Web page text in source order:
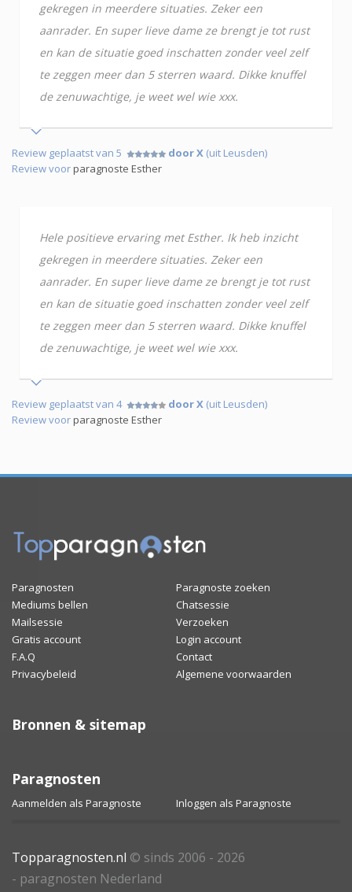
gekregen in meerdere situaties. Zeker een
aanrader. En super lieve dame ze brengt je tot rust
en kan de situatie goed inschatten zonder veel zelf
te zeggen meer dan 5 sterren waard. Dikke knuffel
de zenuwachtige, je weet wel wie xxx.
Review geplaatst van 5 door X (uit Leusden)
Review voorparagnoste Esther
Hele positieve ervaring met Esther. Ik heb inzicht
gekregen in meerdere situaties. Zeker een
aanrader. En super lieve dame ze brengt je tot rust
en kan de situatie goed inschatten zonder veel zelf
te zeggen meer dan 5 sterren waard. Dikke knuffel
de zenuwachtige, je weet wel wie xxx.
Review geplaatst van 4 door X (uit Leusden)
Review voorparagnoste Esther
Paragnosten
Paragnoste zoeken
Mediums bellen
Chatsessie
Mailsessie
Verzoeken
Gratis account
Login account
F.A.Q
Contact
Privacybeleid
Algemene voorwaarden
Bronnen & sitemap
Paragnosten
Aanmelden als Paragnoste Inloggen als Paragnoste
Topparagnosten.nl © sinds 2006 - 2026
- paragnosten Nederland